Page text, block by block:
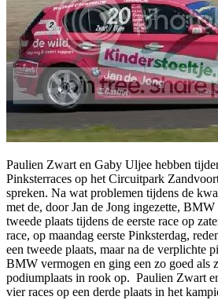
Paulien Zwart en Gaby Uljee hebben
Pinksterraces op het Circuitpark
spreken. Na wat problemen tijdens de
met de, door Jan de Jong ingezette,
tweede plaats tijdens de eerste race op
race, op maandag eerste Pinksterdag,
een tweede plaats, maar na de verplichte
BMW vermogen en ging een zo goed als
podiumplaats in rook op. Paulien Zwart
vier races op een derde plaats in het